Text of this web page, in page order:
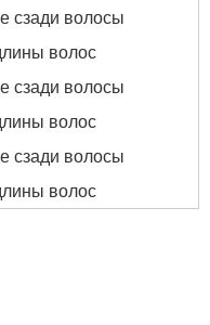
сзади волосы
волос
сзади волосы
волос
сзади волосы
волос